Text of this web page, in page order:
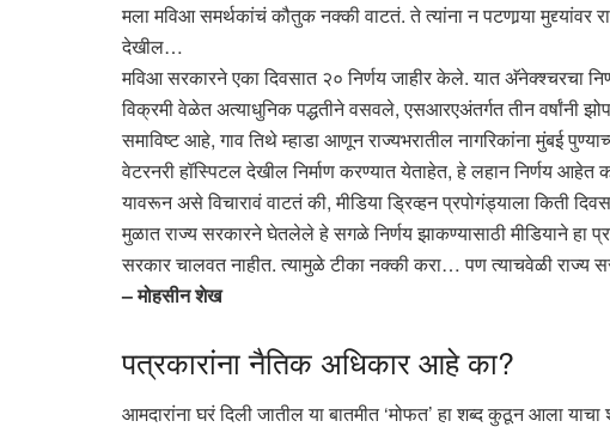
मला मविआ समर्थकांचं कौतुक नक्की वाटतं. ते त्यांना न पटणार्‍या
देखील…
मविआ सरकारने एका दिवसात २० निर्णय जाहीर केले. यात अ‍ॅनेक्श्चरचा
विक्रमी वेळेत अत्याधुनिक पद्धतीने वसवले, एसआरएअंतर्गत तीन वर्षांनी
समाविष्ट आहे, गाव तिथे म्हाडा आणून राज्यभरातील नागरिकांना मुंबई
वेटरनरी हॉस्पिटल देखील निर्माण करण्यात येताहेत, हे लहान निर्णय आहेत
यावरून असे विचारावं वाटतं की, मीडिया ड्रिव्हन प्रपोगंड्याला
मुळात राज्य सरकारने घेतलेले हे सगळे निर्णय झाकण्यासाठी मीडियाने
सरकार चालवत नाहीत. त्यामुळे टीका नक्की करा… पण त्याचवेळी राज्य
– मोहसीन शेख
पत्रकारांना नैतिक अधिकार आहे का?
आमदारांना घरं दिली जातील या बातमीत ‘मोफत’ हा शब्द कुठून आला